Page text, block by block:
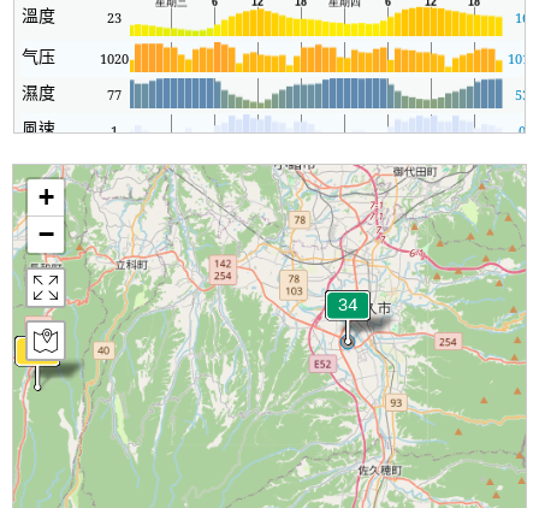
溫度 23 16
气压 1020 1019
濕度 77 53
風速 1 0
+
−